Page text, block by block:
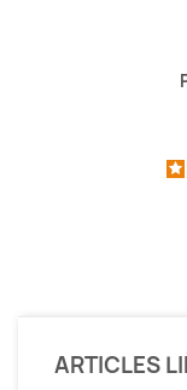
ARTICLES